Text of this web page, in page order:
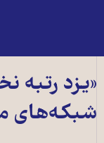
«يزد رتبه
شبکه‌های